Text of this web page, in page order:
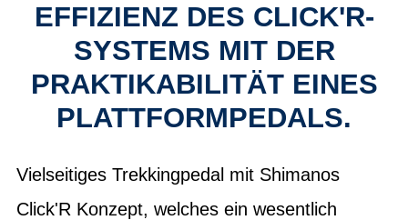
EFFIZIENZ DES CLICK'R-
SYSTEMS MIT DER
PRAKTIKABILITÄT EINES
PLATTFORMPEDALS.
Vielseitiges Trekkingpedal mit Shimanos
Click'R Konzept, welches ein wesentlich